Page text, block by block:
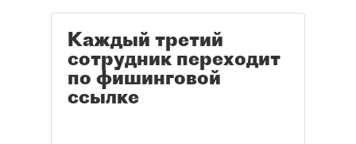
Каждый третий
сотрудник переходит
по фишинговой
ссылке